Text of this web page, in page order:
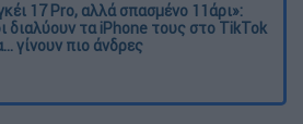
17 Pro, αλλά σπασμένο 11άρι»:
διαλύουν τα iPhone τους στο TikTok
γίνουν πιο άνδρες